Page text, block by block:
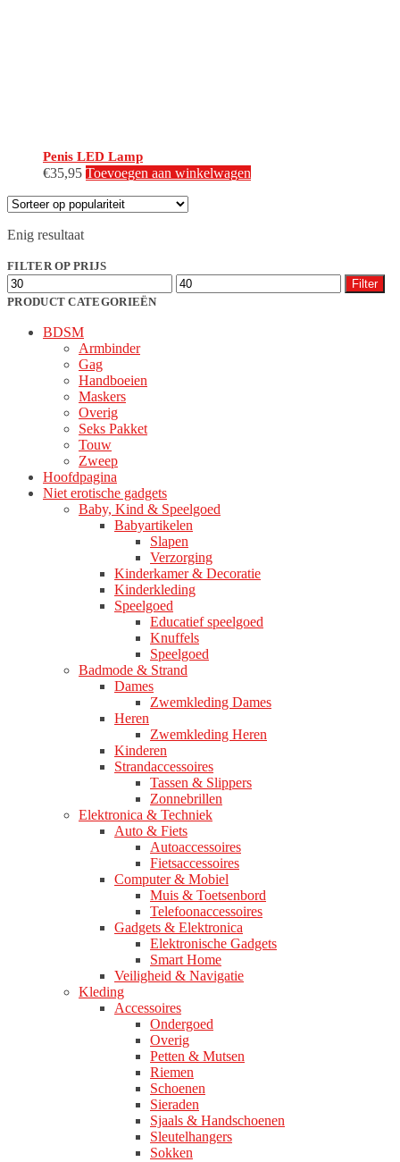
Penis LED Lamp
€35,95 Toevoegen aan winkelwagen
Enig resultaat
FILTER OP PRIJS
Min.
prijs
Max.
prijs
Filter
PRODUCT CATEGORIEËN
BDSM
Armbinder
Gag
Handboeien
Maskers
Overig
Seks Pakket
Touw
Zweep
Hoofdpagina
Niet erotische gadgets
Baby, Kind & Speelgoed
Babyartikelen
Slapen
Verzorging
Kinderkamer & Decoratie
Kinderkleding
Speelgoed
Educatief speelgoed
Knuffels
Speelgoed
Badmode & Strand
Dames
Zwemkleding Dames
Heren
Zwemkleding Heren
Kinderen
Strandaccessoires
Tassen & Slippers
Zonnebrillen
Elektronica & Techniek
Auto & Fiets
Autoaccessoires
Fietsaccessoires
Computer & Mobiel
Muis & Toetsenbord
Telefoonaccessoires
Gadgets & Elektronica
Elektronische Gadgets
Smart Home
Veiligheid & Navigatie
Kleding
Accessoires
Ondergoed
Overig
Petten & Mutsen
Riemen
Schoenen
Sieraden
Sjaals & Handschoenen
Sleutelhangers
Sokken